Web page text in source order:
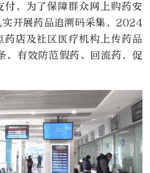
付，为了保障群众网上购药安
实开展药品追溯码采集，2024
药店及社区医疗机构上传药品
，有效防范假药、回流药，促